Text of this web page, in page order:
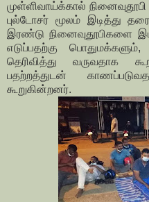
முள்ளிவாய்க்கால்
புல்டோசர் மூலம் இடித்து
இரண்டு நினைவுதூபிகளை
எடுப்பதற்கு
தெரிவித்து வருவதாக
பதற்றத்துடன்
கூறுகின்றனர்.